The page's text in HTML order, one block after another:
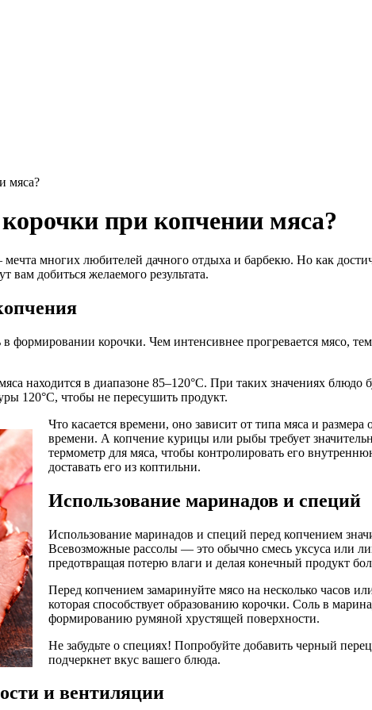
мяса?
при копчении мяса?
многих любителей дачного отдыха и барбекю. Но как
вам добиться желаемого результата.
корочки. Чем интенсивнее прогревается мясо,
находится в диапазоне 85–120°C. При таких значениях блюдо
120°C, чтобы не пересушить продукт.
Что касается времени, оно зависит от типа мяса и
времени. А копчение курицы или рыбы требует
термометр для мяса, чтобы контролировать его
доставать его из коптильни.
Использование маринадов и специй
Использование маринадов и специй перед копчением
Всевозможные рассолы — это обычно смесь уксуса или
предотвращая потерю влаги и делая конечный продукт
Перед копчением замаринуйте мясо на несколько часов
которая способствует образованию корочки. Соль в
формированию румяной хрустящей поверхности.
Не забудьте о специях! Попробуйте добавить черный
подчеркнет вкус вашего блюда.
и вентиляции